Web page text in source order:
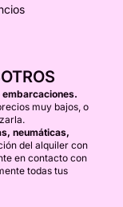
muy bajos, o
neumáticas,
del alquiler con
en contacto con
todas tus